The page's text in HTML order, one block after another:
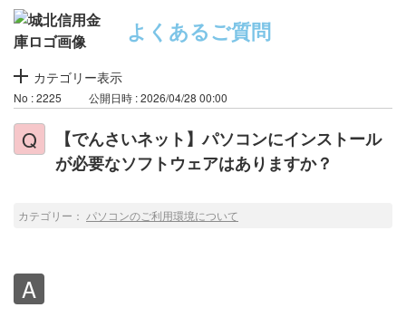
よくあるご質問
カテゴリー表示
No : 2225 公開日時 : 2026/04/28 00:00
【でんさいネット】パソコンにインストール
が必要なソフトウェアはありますか？
カテゴリー： パソコンのご利用環境について